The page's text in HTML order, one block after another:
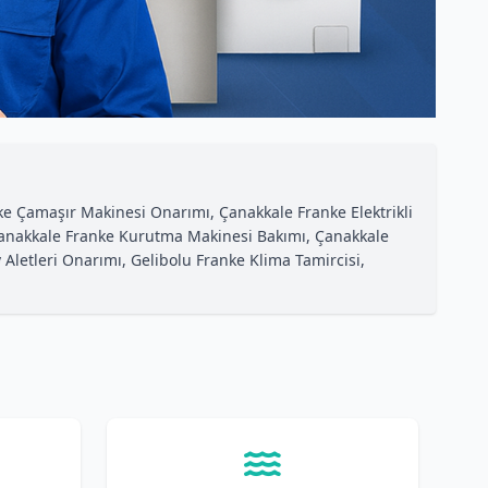
Makinesi Onarımı, Çanakkale Franke Elektrikli
Franke Kurutma Makinesi Bakımı, Çanakkale
Aletleri Onarımı, Gelibolu Franke Klima Tamircisi,